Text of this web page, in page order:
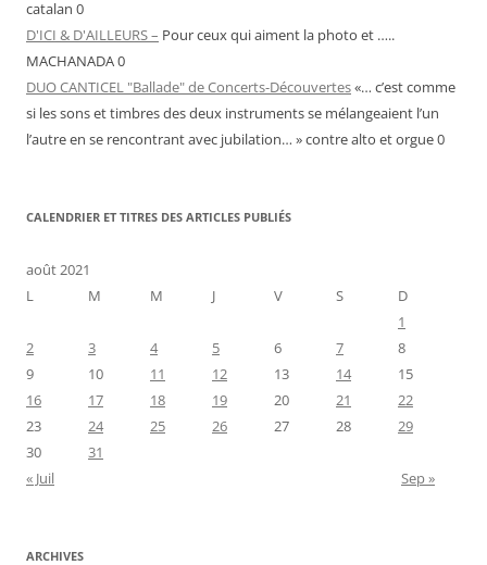
catalan 0
D'ICI & D'AILLEURS – Pour ceux qui aiment la photo et …..
MACHANADA 0
DUO CANTICEL "Ballade" de Concerts-Découvertes«… c’est comme
si les sons et timbres des deux instruments se mélangeaient l’un
l’autre en se rencontrant avec jubilation… » contre alto et orgue 0
CALENDRIER ET TITRES DES ARTICLES PUBLIÉS
août 2021
L
M M J V S
D
1
2
3 4 5 6 7
8
9
10 11 12 13 14
15
16
17 18 19 20 21
22
23
24 25 26 27 28
29
30
31
« Juil
Sep »
ARCHIVES